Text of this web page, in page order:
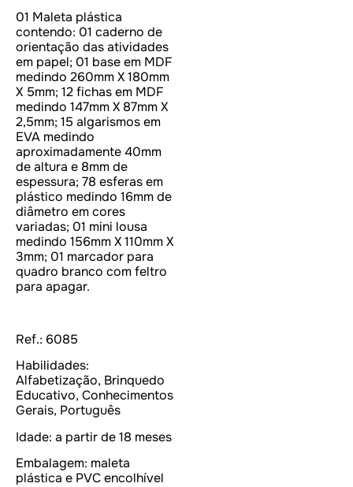
01 Maleta plástica
contendo: 01 caderno de
orientação das atividades
em papel; 01 base em MDF
medindo 260mm X 180mm
X 5mm; 12 fichas em MDF
medindo 147mm X 87mm X
2,5mm; 15 algarismos em
EVA medindo
aproximadamente 40mm
de altura e 8mm de
espessura; 78 esferas em
plástico medindo 16mm de
diâmetro em cores
variadas; 01 mini lousa
medindo 156mm X 110mm X
3mm; 01 marcador para
quadro branco com feltro
para apagar.
Ref.: 6085
Habilidades:
Alfabetização, Brinquedo
Educativo, Conhecimentos
Gerais, Português
Idade: a partir de 18 meses
Embalagem: maleta
plástica e PVC encolhível